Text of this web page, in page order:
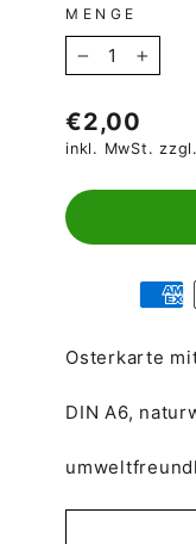
MENGE
− +
Normaler
Preis
€2,00
inkl. MwSt. zzgl.
Osterkarte
DIN A6,